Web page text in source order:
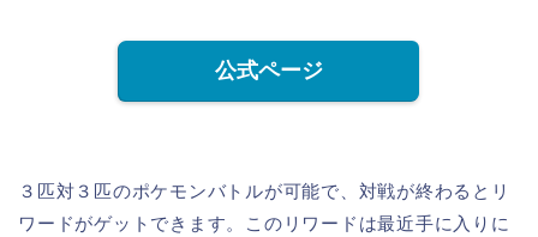
公式ページ
３匹対３匹のポケモンバトルが可能で、対戦が終わるとリ
ワードがゲットできます。このリワードは最近手に入りに